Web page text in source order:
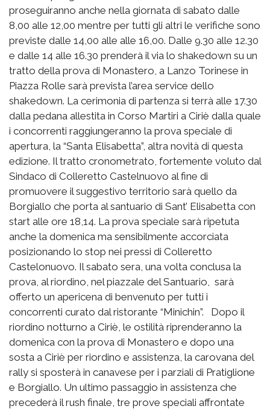
proseguiranno anche nella giornata di sabato dalle
8,00 alle 12,00 mentre per tutti gli altri le verifiche sono
previste dalle 14,00 alle alle 16,00. Dalle 9.30 alle 12.30
e dalle 14 alle 16.30 prenderà il via lo shakedown su un
tratto della prova di Monastero, a Lanzo Torinese in
Piazza Rolle sarà prevista l’area service dello
shakedown. La cerimonia di partenza si terrà alle 17.30
dalla pedana allestita in Corso Martiri a Ciriè dalla quale
i concorrenti raggiungeranno la prova speciale di
apertura, la “Santa Elisabetta”, altra novità di questa
edizione. Il tratto cronometrato, fortemente voluto dal
Sindaco di Colleretto Castelnuovo al fine di
promuovere il suggestivo territorio sarà quello da
Borgiallo che porta al santuario di Sant’ Elisabetta con
start alle ore 18,14. La prova speciale sarà ripetuta
anche la domenica ma sensibilmente accorciata
posizionando lo stop nei pressi di Colleretto
Castelonuovo. Il sabato sera, una volta conclusa la
prova, al riordino, nel piazzale del Santuario, sarà
offerto un apericena di benvenuto per tutti i
concorrenti curato dal ristorante “Minichin”. Dopo il
riordino notturno a Ciriè, le ostilità riprenderanno la
domenica con la prova di Monastero e dopo una
sosta a Ciriè per riordino e assistenza, la carovana del
rally si sposterà in canavese per i parziali di Pratiglione
e Borgiallo. Un ultimo passaggio in assistenza che
precederà il rush finale, tre prove speciali affrontate